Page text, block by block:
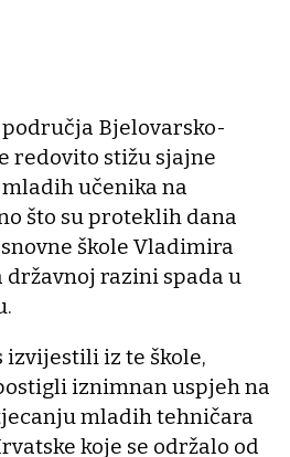
Bjelovarsko-
redovito stižu sjajne
učenika na
što su proteklih dana
škole Vladimira
državnoj razini spada u
izvijestili iz te škole,
iznimnan uspjeh na
mladih tehničara
koje se održalo od